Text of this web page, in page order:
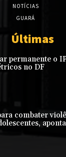
NOTÍCIAS
GUARÁ
Últimas
permanente o
no DF
combater
aponta